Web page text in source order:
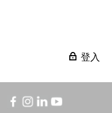
登入